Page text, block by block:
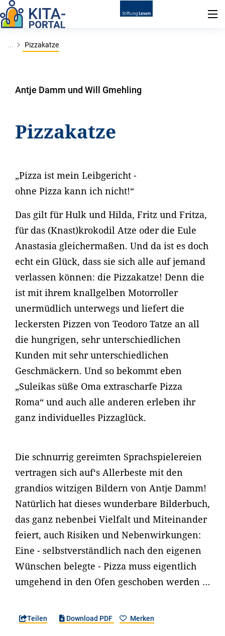
... Pizzakatze
Antje Damm und Will Gmehling
Pizzakatze
„Pizza ist mein Leibgericht -
ohne Pizza kann ich nicht!“
Das gilt für Hulk und Hilda, Fritz und Fritza,
für das (Knast)krokodil Atze oder die Eule
Anastasia gleichermaßen. Und da ist es doch
echt ein Glück, dass sie sich alle auf jemand
verlassen können: die Pizzakatze! Denn die
ist mit ihrem knallgelben Motorroller
unermüdlich unterwegs und liefert die
leckersten Pizzen von Teodoro Tatze an all
die hungrigen, sehr unterschiedlichen
Kunden mit sehr unterschiedlichen
Geschmäckern. Und so bekommt eben
„Suleikas süße Oma extrascharfe Pizza
Roma“ und auch alle anderen erleben ihr
ganz individuelles Pizzaglück.
Die schnurrig gereimten Sprachspielereien
vertragen sich auf‘s Allerbeste mit den
grandios witzigen Bildern von Antje Damm!
Natürlich hat dieses wunderbare Bilderbuch,
das ganz nebenbei Vielfalt und Miteinander
feiert, auch Risiken und Nebenwirkungen:
Eine - selbstverständlich nach den eigenen
Wünschen belegte - Pizza muss eigentlich
umgehend in den Ofen geschoben werden …
Teilen Download PDF Merken